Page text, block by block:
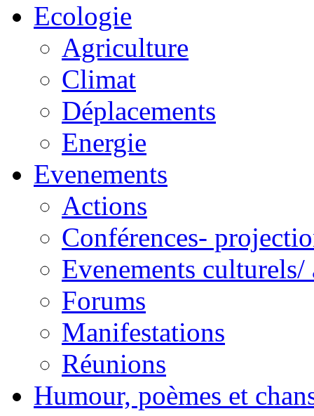
Ecologie
Agriculture
Climat
Déplacements
Energie
Evenements
Actions
Conférences-
Evenements culturels/
Forums
Manifestations
Réunions
Humour, poèmes et